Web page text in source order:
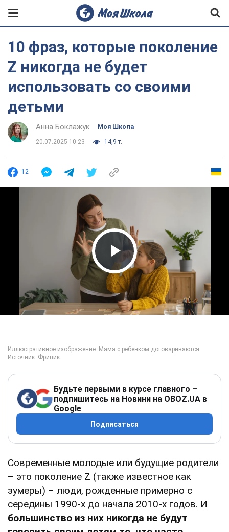
10 фраз, которые поколение
Z никогда не будет
использовать со своими
детьми
Анна Боклажук Моя Школа
20.07.2025 10:23 14,9 т.
12
Play Video
Будьте первыми в курсе главного –
подпишитесь на Новини на OBOZ.UA в
Google
Подписаться
Современные молодые или будущие родители
– это поколение Z (также известное как
зумеры) – люди, рожденные примерно с
середины 1990-х до начала 2010-х годов. И
большинство из них никогда не будут